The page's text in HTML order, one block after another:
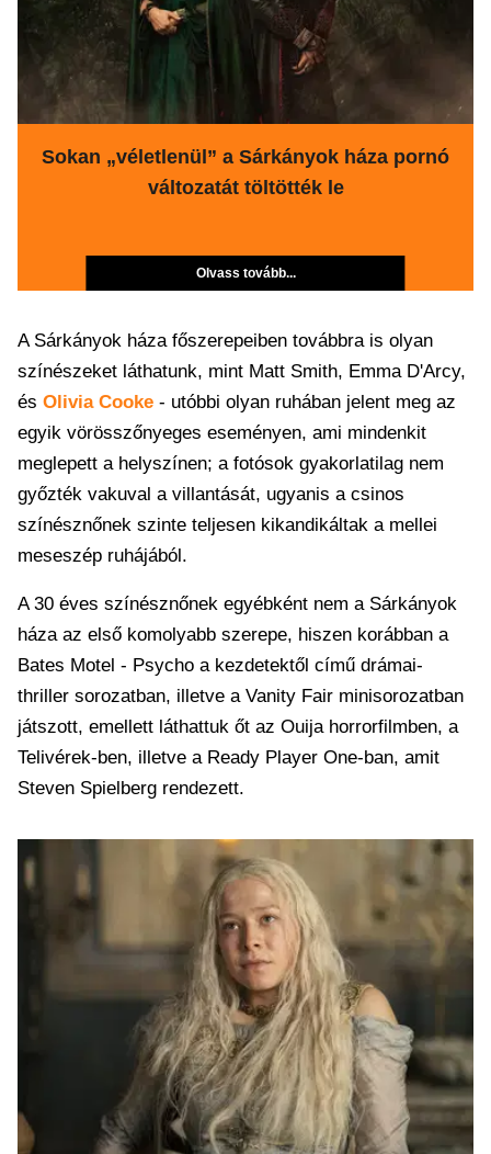
Sokan „véletlenül” a Sárkányok háza pornó
változatát töltötték le
Olvass tovább...
A Sárkányok háza főszerepeiben továbbra is olyan
színészeket láthatunk, mint Matt Smith, Emma D'Arcy,
és Olivia Cooke - utóbbi olyan ruhában jelent meg az
egyik vörösszőnyeges eseményen, ami mindenkit
meglepett a helyszínen; a fotósok gyakorlatilag nem
győzték vakuval a villantását, ugyanis a csinos
színésznőnek szinte teljesen kikandikáltak a mellei
meseszép ruhájából.
A 30 éves színésznőnek egyébként nem a Sárkányok
háza az első komolyabb szerepe, hiszen korábban a
Bates Motel - Psycho a kezdetektől című drámai-
thriller sorozatban, illetve a Vanity Fair minisorozatban
játszott, emellett láthattuk őt az Ouija horrorfilmben, a
Telivérek-ben, illetve a Ready Player One-ban, amit
Steven Spielberg rendezett.